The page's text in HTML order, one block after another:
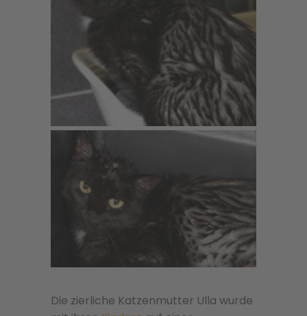
Die zierliche Katzenmutter Ulla wurde